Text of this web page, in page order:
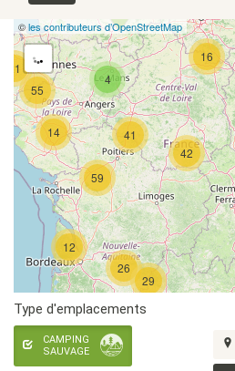
4
42
55
59
26
16
14
29
21
41
12
©les contributeurs d’OpenStreetMap
Type d'emplacements
CAMPING
SAUVAGE